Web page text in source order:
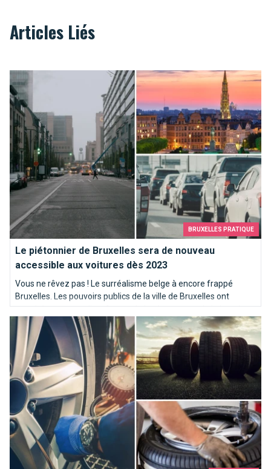
Articles Liés
BRUXELLES PRATIQUE
Le piétonnier de Bruxelles sera de nouveau
accessible aux voitures dès 2023
Vous ne rêvez pas ! Le surréalisme belge à encore frappé
Bruxelles. Les pouvoirs publics de la ville de Bruxelles ont
tranché ce mercredi en faveur de la réouverture de la jonction
De Brouckère - Fontainas au trafic.
Le piétonnier de Bruxelles sera de nouveau accessible aux
Les bons plans sur Bruxelles pour votre voiture